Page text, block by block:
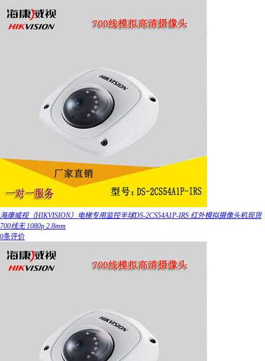
海康威视（HIKVISION）电梯专用监控半球DS-2CS54A1P-IRS 红外模拟摄像头机现货
700线无 1080p 2.8mm
0条评价